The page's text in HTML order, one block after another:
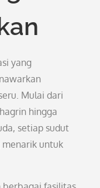
yang
Mulai dari
hingga
setiap sudut
menarik untuk